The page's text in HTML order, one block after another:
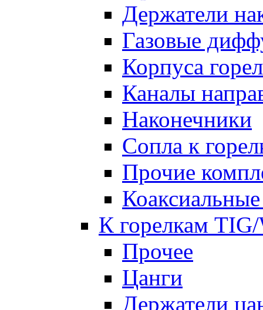
Держатели
Газовые
Корпуса
Каналы
Наконечники
Сопла к
Прочие
К горелкам
Прочее
Цанги
Держатели